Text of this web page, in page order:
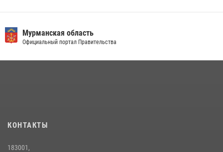
В Мурманске состоялся региональный забег «Динамо бежит 2026»
28 июля 2026, 08:02 4
Мурманская область
Официальный портал Правительства
КОНТАКТЫ
183001,